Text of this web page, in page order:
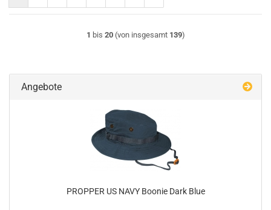
1 bis 20(von insgesamt 139)
Angebote
PROPPER US NAVY Boonie Dark Blue